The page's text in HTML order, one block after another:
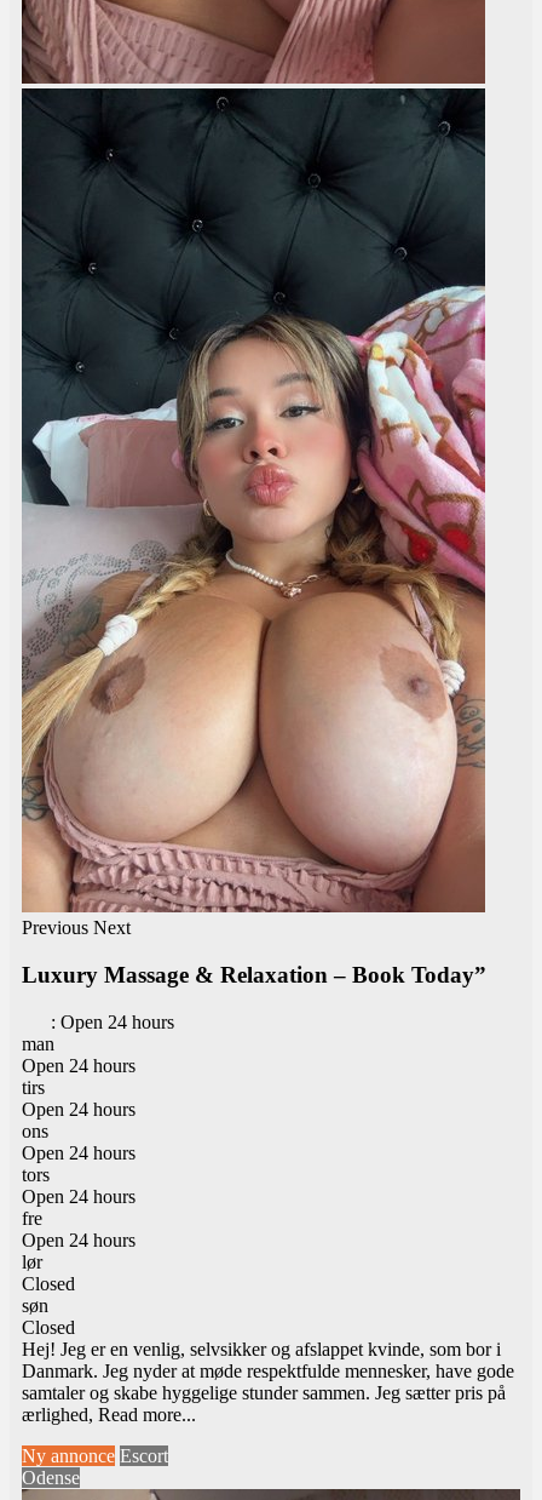
Previous Next
Luxury Massage & Relaxation – Book Today”
: Open 24 hours
man
Open 24 hours
tirs
Open 24 hours
ons
Open 24 hours
tors
Open 24 hours
fre
Open 24 hours
lør
Closed
søn
Closed
Hej! Jeg er en venlig, selvsikker og afslappet kvinde, som bor i
Danmark. Jeg nyder at møde respektfulde mennesker, have gode
samtaler og skabe hyggelige stunder sammen. Jeg sætter pris på
ærlighed, Read more...
Ny annonce Escort
Odense